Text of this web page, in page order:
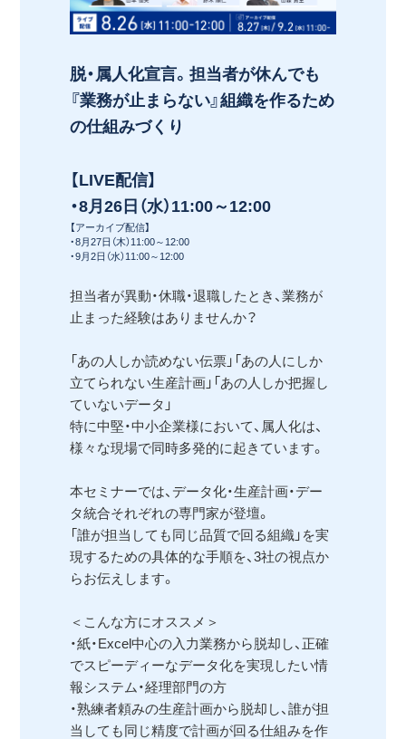
脱・属人化宣言。担当者が休んでも
『業務が止まらない』組織を作るため
の仕組みづくり
【LIVE配信】
・8月26日（水）11:00～12:00
【アーカイブ配信】
・8月27日（木）11:00～12:00
・9月2日（水）11:00～12:00
担当者が異動・休職・退職したとき、業務が
止まった経験はありませんか？
「あの人しか読めない伝票」「あの人にしか
立てられない生産計画」「あの人しか把握し
ていないデータ」
特に中堅・中小企業様において、属人化は、
様々な現場で同時多発的に起きています。
本セミナーでは、データ化・生産計画・デー
タ統合それぞれの専門家が登壇。
「誰が担当しても同じ品質で回る組織」を実
現するための具体的な手順を、3社の視点か
らお伝えします。
＜こんな方にオススメ＞
・紙・Excel中心の入力業務から脱却し、正確
でスピーディーなデータ化を実現したい情
報システム・経理部門の方
・熟練者頼みの生産計画から脱却し、誰が担
当しても同じ精度で計画が回る仕組みを作